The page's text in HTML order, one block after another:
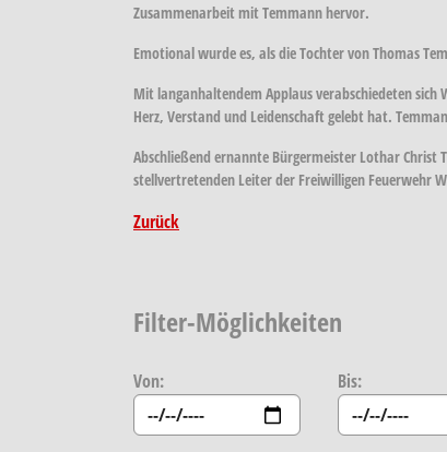
Zusammenarbeit mit Temmann hervor.
Emotional wurde es, als die Tochter von Thomas
Mit langanhaltendem Applaus verabschiedeten
Herz, Verstand und Leidenschaft gelebt hat.
Abschließend ernannte Bürgermeister Lothar Christ
stellvertretenden Leiter der Freiwilligen Feuerwehr
Zurück
Filter-Möglichkeiten
Von: Bis: